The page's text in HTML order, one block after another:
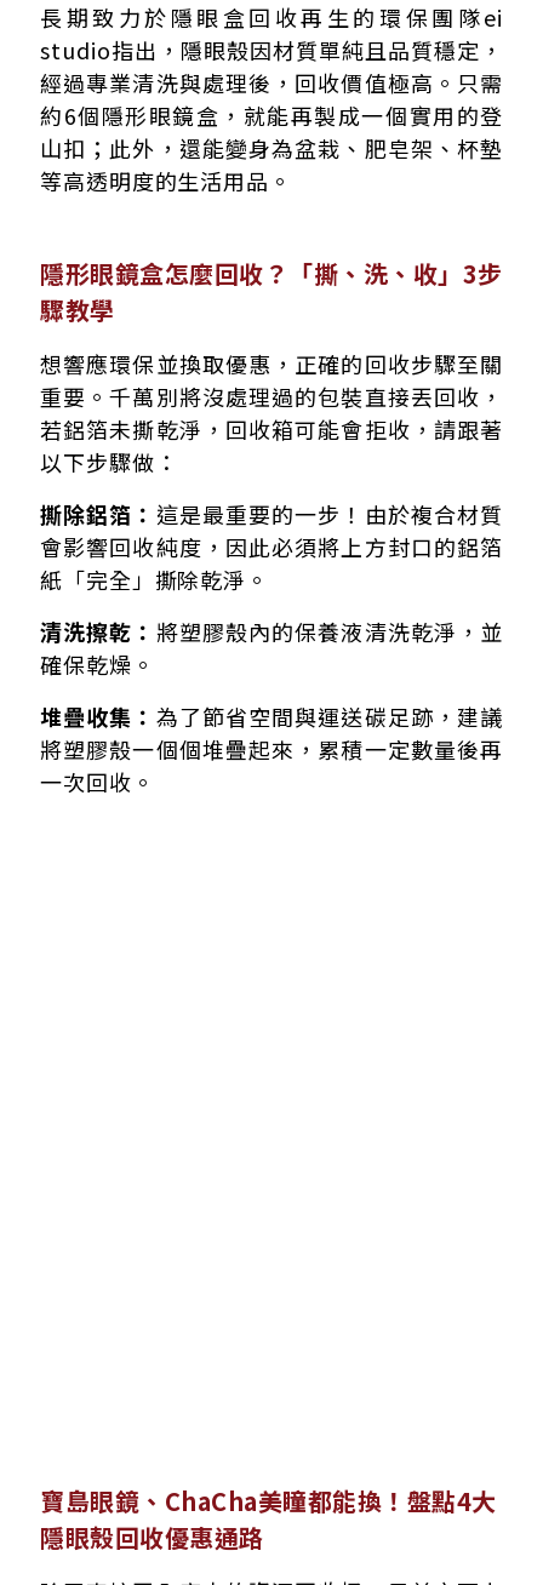
長期致力於隱眼盒回收再生的環保團隊ei
studio指出，隱眼殼因材質單純且品質穩定，
經過專業清洗與處理後，回收價值極高。只需
約6個隱形眼鏡盒，就能再製成一個實用的登
山扣；此外，還能變身為盆栽、肥皂架、杯墊
等高透明度的生活用品。
隱形眼鏡盒怎麼回收？「撕、洗、收」3步
驟教學
想響應環保並換取優惠，正確的回收步驟至關
重要。千萬別將沒處理過的包裝直接丟回收，
若鋁箔未撕乾淨，回收箱可能會拒收，請跟著
以下步驟做：
撕除鋁箔： 這是最重要的一步！由於複合材質
會影響回收純度，因此必須將上方封口的鋁箔
紙「完全」撕除乾淨。
清洗擦乾： 將塑膠殼內的保養液清洗乾淨，並
確保乾燥。
堆疊收集： 為了節省空間與運送碳足跡，建議
將塑膠殼一個個堆疊起來，累積一定數量後再
一次回收。
寶島眼鏡、ChaCha美瞳都能換！盤點4大
隱眼殼回收優惠通路